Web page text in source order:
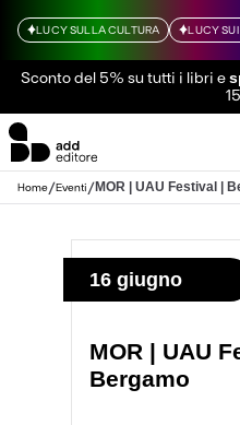
LUCY SULLA CULTURA LUCY
Sconto del 5% su tutti i libri e
Home/Eventi/MOR | UAU Festival |
16 giugno
MOR | UAU
Bergamo